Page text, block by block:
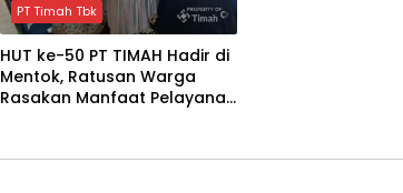
PT Timah Tbk
HUT ke-50 PT TIMAH Hadir di
Mentok, Ratusan Warga
Rasakan Manfaat Pelayanan